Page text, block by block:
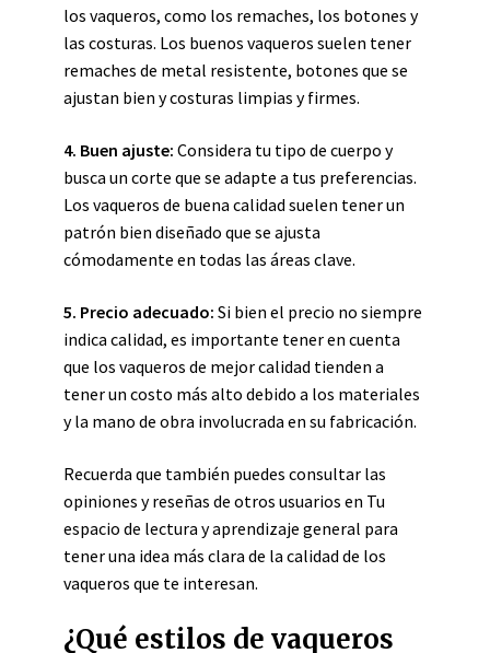
los vaqueros, como los remaches, los botones y
las costuras. Los buenos vaqueros suelen tener
remaches de metal resistente, botones que se
ajustan bien y costuras limpias y firmes.
4. Buen ajuste: Considera tu tipo de cuerpo y
busca un corte que se adapte a tus preferencias.
Los vaqueros de buena calidad suelen tener un
patrón bien diseñado que se ajusta
cómodamente en todas las áreas clave.
5. Precio adecuado: Si bien el precio no siempre
indica calidad, es importante tener en cuenta
que los vaqueros de mejor calidad tienden a
tener un costo más alto debido a los materiales
y la mano de obra involucrada en su fabricación.
Recuerda que también puedes consultar las
opiniones y reseñas de otros usuarios en Tu
espacio de lectura y aprendizaje general para
tener una idea más clara de la calidad de los
vaqueros que te interesan.
¿Qué estilos de vaqueros